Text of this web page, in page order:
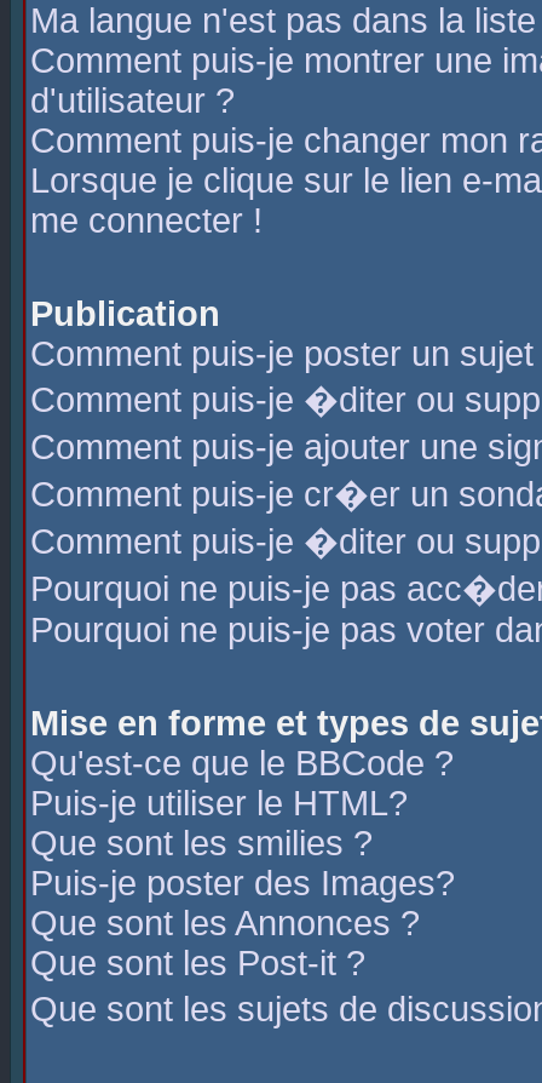
Ma langue n'est pas dans la
Comment puis-je montrer une
d'utilisateur ?
Comment puis-je changer mon
Lorsque je clique sur le lien e-
me connecter !
Publication
Comment puis-je poster un
Comment puis-je �diter ou
Comment puis-je ajouter une
Comment puis-je cr�er un
Comment puis-je �diter ou
Pourquoi ne puis-je pas
Pourquoi ne puis-je pas voter
Mise en forme et types de
Qu'est-ce que le BBCode ?
Puis-je utiliser le HTML?
Que sont les smilies ?
Puis-je poster des Images?
Que sont les Annonces ?
Que sont les Post-it ?
Que sont les sujets de